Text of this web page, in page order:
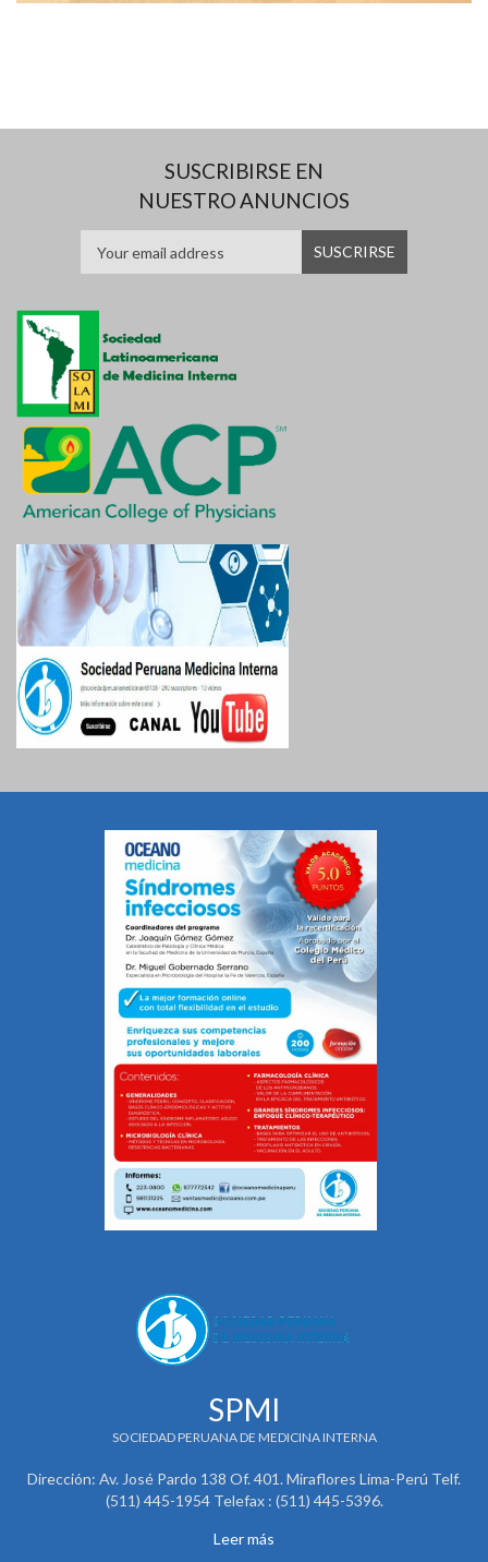
SUSCRIBIRSE EN
NUESTRO ANUNCIOS
SPMI
SOCIEDAD PERUANA DE MEDICINA INTERNA
Dirección: Av. José Pardo 138 Of. 401. Miraflores Lima-Perú Telf.
(511) 445-1954 Telefax : (511) 445-5396.
Leer más